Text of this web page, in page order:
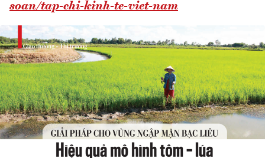
soan/tap-chi-kinh-te-viet-nam